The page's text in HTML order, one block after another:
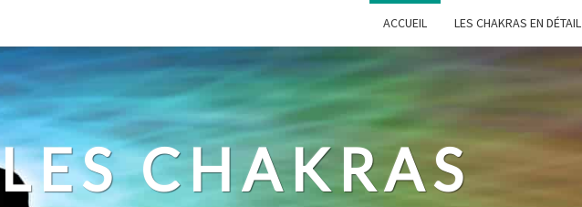
ACCUEIL LES CHAKRAS EN DÉTAIL
LES CHAKRAS